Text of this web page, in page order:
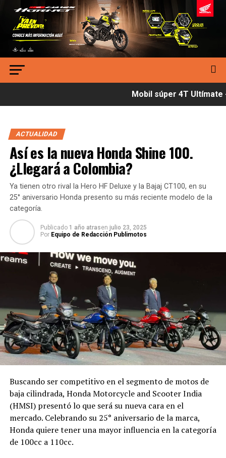
Mobil súper 4T Ultímate
ACTUALIDAD
Así es la nueva Honda Shine 100.
¿Llegará a Colombia?
Ya tienen otro rival la Hero HF Deluxe y la Bajaj CT100, en su
25° aniversario Honda presento su más reciente modelo de la
categoría.
Publicado 1 año atrasen julio 23, 2025
Por Equipo de Redacción Publimotos
Buscando ser competitivo en el segmento de motos de
baja cilindrada, Honda Motorcycle and Scooter India
(HMSI) presentó lo que será su nueva cara en el
mercado. Celebrando su 25° aniversario de la marca,
Honda quiere tener una mayor influencia en la categoría
de 100cc a 110cc.